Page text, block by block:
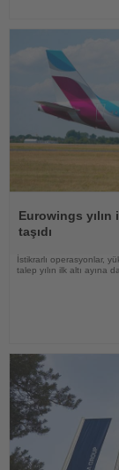
Oku
Eurowings
taşıdı
İstikrarlı operasyonlar,
talep yılın ilk altı ayına